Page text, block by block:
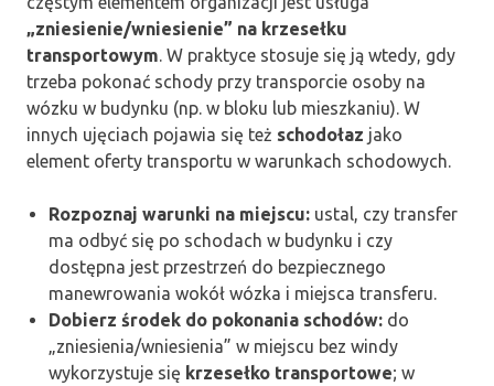
„zniesienie/wniesienie” na krzesełku
transportowym. W praktyce stosuje się ją wtedy, gdy
trzeba pokonać schody przy transporcie osoby na
wózku w budynku (np. w bloku lub mieszkaniu). W
innych ujęciach pojawia się też schodołaz jako
element oferty transportu w warunkach schodowych.
Rozpoznaj warunki na miejscu: ustal, czy transfer
ma odbyć się po schodach w budynku i czy
dostępna jest przestrzeń do bezpiecznego
manewrowania wokół wózka i miejsca transferu.
Dobierz środek do pokonania schodów: do
„zniesienia/wniesienia” w miejscu bez windy
wykorzystuje się krzesełko transportowe; w